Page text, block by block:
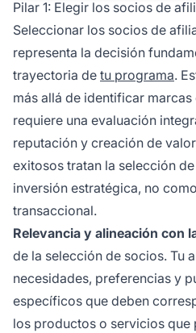
Pilar 1: Elegir los socios de
Seleccionar los socios de
representa la decisión
trayectoria de tu programa.
más allá de identificar
requiere una evaluación
reputación y creación de
exitosos tratan la selección
inversión estratégica, no
transaccional.
Relevancia y alineación con
de la selección de socios. Tu
necesidades, preferencias y
específicos que deben
los productos o servicios que